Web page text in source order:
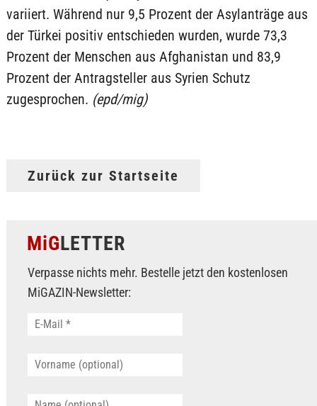
variiert. Während nur 9,5 Prozent der Asylanträge aus
der Türkei positiv entschieden wurden, wurde 73,3
Prozent der Menschen aus Afghanistan und 83,9
Prozent der Antragsteller aus Syrien Schutz
zugesprochen. (epd/mig)
Zurück zur Startseite
MiGLETTER
Verpasse nichts mehr. Bestelle jetzt den kostenlosen
MiGAZIN-Newsletter: